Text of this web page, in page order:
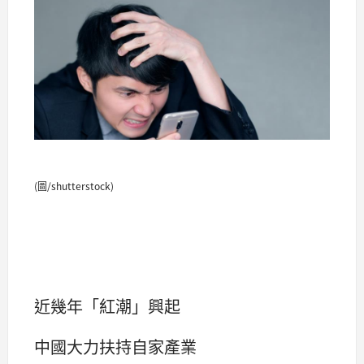
(圖/shutterstock)
近幾年「紅潮」興起
中國大力扶持自家產業